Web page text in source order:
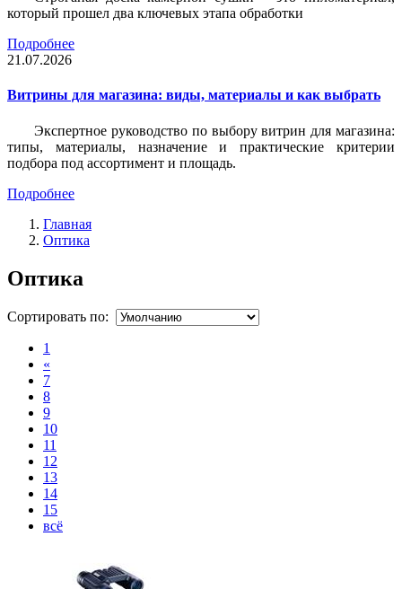
который прошел два ключевых этапа обработки
Подробнее
21.07.2026
Витрины для магазина: виды, материалы и как выбрать
Экспертное руководство по выбору витрин для магазина:
типы, материалы, назначение и практические критерии
подбора под ассортимент и площадь.
Подробнее
Главная
Оптика
Оптика
Сортировать по:
1
«
7
8
9
10
11
12
13
14
15
всё